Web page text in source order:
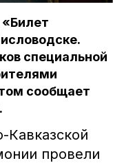
специальной
сообщает
Кавказской
провели